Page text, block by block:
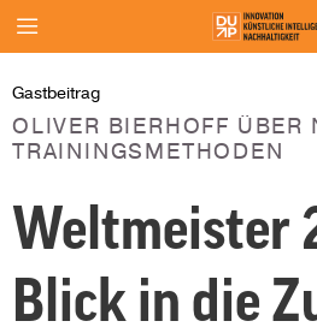
Gastbeitrag
OLIVER BIERHOFF ÜBER
TRAININGSMETHODEN
Weltmeister
Blick in die